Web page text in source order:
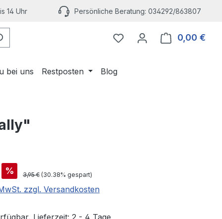
14 Uhr Persönliche Beratung: 034292/863807
Du hast 0 Produkte auf
0,00 €
bei uns Restposten Blog
% Regulärer Preis:
3,95 € (30.38% gespart)
zzgl. Versandkosten